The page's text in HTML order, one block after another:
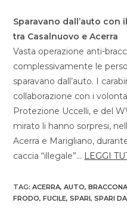
Sparavano dall’auto con
tra Casalnuovo e Acerra
Vasta operazione anti-
complessivamente le
sparavano dall’auto. I
collaborazione con i
Protezione Uccelli, e del
mirato li hanno sorpresi,
Acerra e Marigliano,
caccia “illegale”… LEGGI
TAG:ACERRA, AUTO,
FRODO, FUCILE, SPARI, SPARI